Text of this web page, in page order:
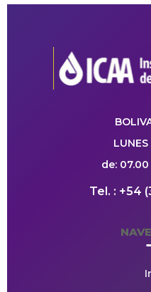
LUNES
de:
Tel. : +54